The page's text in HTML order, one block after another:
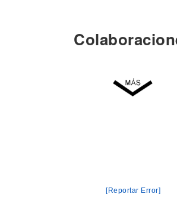
[Reportar Error]